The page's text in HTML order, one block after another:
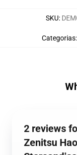
SKU:
Categorias:
2 reviews
Zenitsu